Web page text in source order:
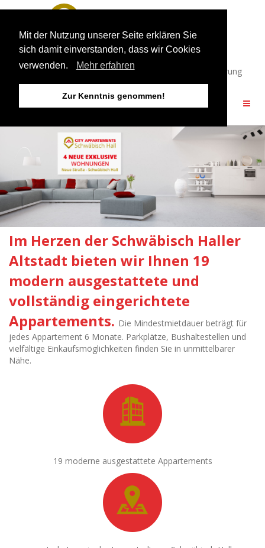
Mit der Nutzung unserer Seite erklären Sie
sich damit einverstanden, dass wir Cookies
verwenden.
Mehr erfahren
Zur Kenntnis genommen!
Infos / Buchung: 0791 49359811
Öffnungszeiten: 10:00 – 16:30 Uhr und nach Vereinbarung
Im Herzen der Schwäbisch Haller
Altstadt bieten wir Ihnen 19
modern ausgestattete und
vollständig eingerichtete
Appartements. Die Mindestmietdauer beträgt für
jedes Appartement 6 Monate. Parkplätze, Bushaltestellen und
vielfältige Einkaufsmöglichkeiten finden Sie in unmittelbarer
Nähe.
19 moderne ausgestattete Appartements